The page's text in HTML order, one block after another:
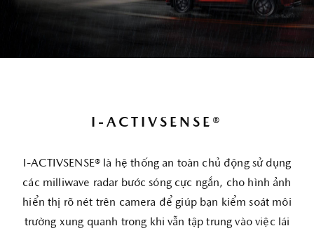
I-ACTIVSENSE®
I-ACTIVSENSE® là hệ thống an toàn chủ động sử dụng
các milliwave radar bước sóng cực ngắn, cho hình ảnh
hiển thị rõ nét trên camera để giúp bạn kiểm soát môi
trường xung quanh trong khi vẫn tập trung vào việc lái